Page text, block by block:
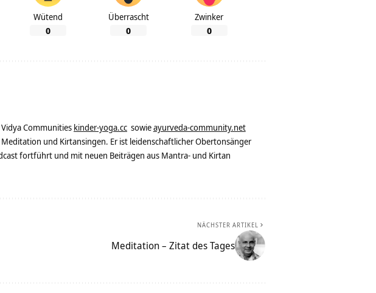
Wütend
0
Überrascht
0
Zwinker
0
Communities kinder-yoga.cc sowieayurveda-community.net
Meditation und Kirtansingen. Er ist leidenschaftlicher Obertonsänger
fortführt und mit neuen Beiträgen aus Mantra- und Kirtan
NÄCHSTER ARTIKEL
Meditation – Zitat des Tages